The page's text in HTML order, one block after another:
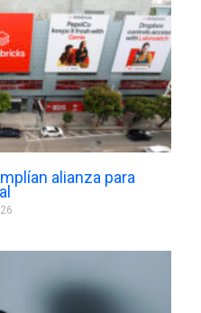
alianza para